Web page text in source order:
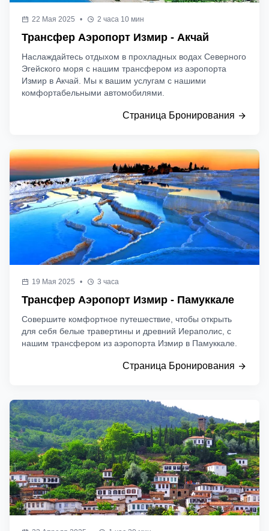
22 Мая 2025 • 2 часа 10 мин
Трансфер Аэропорт Измир - Акчай
Наслаждайтесь отдыхом в прохладных водах Северного
Эгейского моря с нашим трансфером из аэропорта
Измир в Акчай. Мы к вашим услугам с нашими
комфортабельными автомобилями.
Страница Бронирования
19 Мая 2025 • 3 часа
Трансфер Аэропорт Измир - Памуккале
Совершите комфортное путешествие, чтобы открыть
для себя белые травертины и древний Иераполис, с
нашим трансфером из аэропорта Измир в Памуккале.
Страница Бронирования